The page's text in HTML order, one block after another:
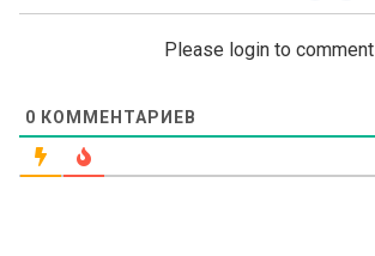
Please login to comment
0 КОММЕНТАРИЕВ